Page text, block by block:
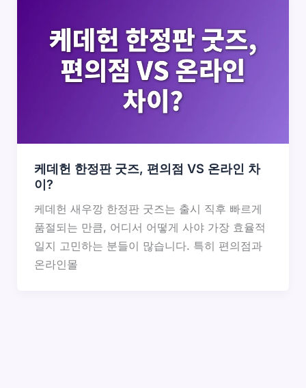
케데헌 한정판 굿즈, 편의점 VS 온라인 차
이?
케데헌 새우깡 한정판 굿즈는 출시 직후 빠르게
품절되는 만큼, 어디서 어떻게 사야 가장 효율적
일지 고민하는 분들이 많습니다. 특히 편의점과
온라인몰